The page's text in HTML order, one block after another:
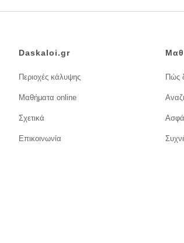
Daskaloi.gr
Περιοχές κάλυψης
Μαθήματα online
Σχετικά
Επικοινωνία
Πώς